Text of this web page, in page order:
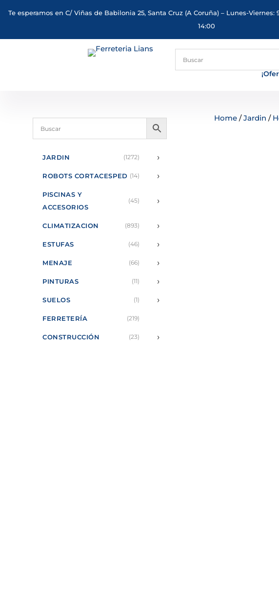
Te esperamos en C/ Viñas de Babilonia 25, Santa Cruz (A Coruña) – Lunes-Viernes:
14:00
JARDIN (1272) ›
ROBOTS CORTACESPED (14) ›
PISCINAS Y
ACCESORIOS
(45) ›
CLIMATIZACION (893) ›
ESTUFAS (46) ›
MENAJE (66) ›
PINTURAS (11) ›
SUELOS (1) ›
FERRETERÍA (219)
CONSTRUCCIÓN (23) ›
Home/Jardin /